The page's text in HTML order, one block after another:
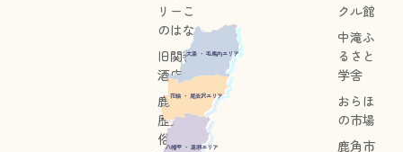
リーこ
のはな
旧関善
酒店
鹿角市
歴史民
俗資料
クル館
中滝ふ
るさと
学舎
おらほ
の市場
鹿角市
大湯 ・ 毛馬内エリア
花輪 ・ 尾去沢エリア
八幡平 ・ 湯瀬エリア